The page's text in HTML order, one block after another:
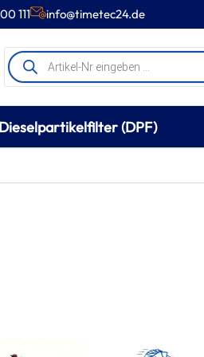
111 info@timetec24.de
Products
search
(DPF)